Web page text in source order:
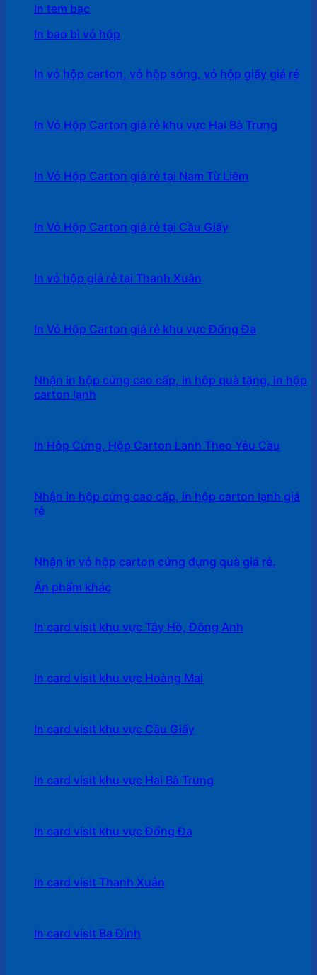
In tem bạc
In bao bì vỏ hộp
In vỏ hộp carton, vỏ hộp sóng, vỏ hộp giấy giá rẻ
In Vỏ Hộp Carton giá rẻ khu vực Hai Bà Trưng
In Vỏ Hộp Carton giá rẻ tại Nam Từ Liêm
In Vỏ Hộp Carton giá rẻ tại Cầu Giấy
In vỏ hộp giá rẻ tại Thanh Xuân
In Vỏ Hộp Carton giá rẻ khu vực Đống Đa
Nhận in hộp cứng cao cấp, in hộp quà tặng, in hộp
carton lạnh
In Hộp Cứng, Hộp Carton Lạnh Theo Yêu Cầu
Nhận in hộp cứng cao cấp, in hộp carton lạnh giá
rẻ
Nhận in vỏ hộp carton cứng đựng quà giá rẻ.
Ấn phẩm khác
In card visit khu vực Tây Hồ, Đông Anh
In card visit khu vực Hoàng Mai
In card visit khu vực Cầu Giấy
In card visit khu vực Hai Bà Trưng
In card visit khu vực Đống Đa
In card visit Thanh Xuân
In card visit Ba Đình